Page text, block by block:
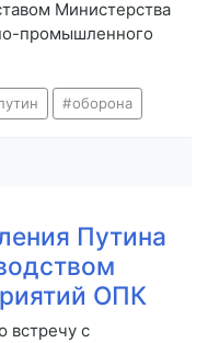
Министерства
промышленного
оборона
Путина
ОПК
встречу с